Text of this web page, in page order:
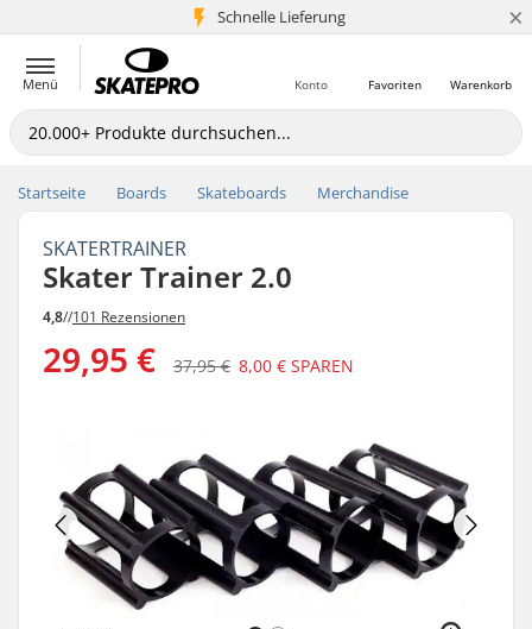
Schnelle Lieferung
5+ Mio. Kunden ×
Menü Warenkorb
Favoriten
Konto
Startseite Boards Skateboards Merchandise
SKATERTRAINER
Skater Trainer 2.0
4,8//101 Rezensionen
29,95 € 37,95 € 8,00 € SPAREN